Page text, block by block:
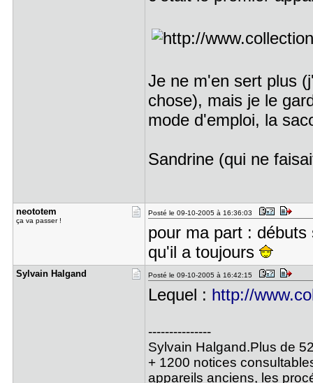
Je ne m'en sert plus
chose), mais je le
mode d'emploi, la
Sandrine (qui ne
neototem
ça va passer !
Posté le 09-10-2005 à 16:36:03
pour ma part :
qu'il a toujours
Sylvain Ha​lgand Posté le 09-10-2005 à 16:42:15
Lequel : http://
---------------
Sylvain Halgand.Plus de
+ 1200 notices
appareils anciens, les